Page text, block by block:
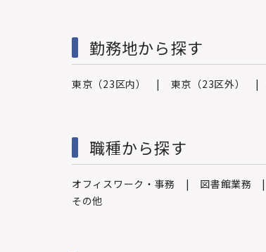
勤務地から探す
東京（23区内） 東京（23区外）
職種から探す
オフィスワーク・事務 図書館業務
その他